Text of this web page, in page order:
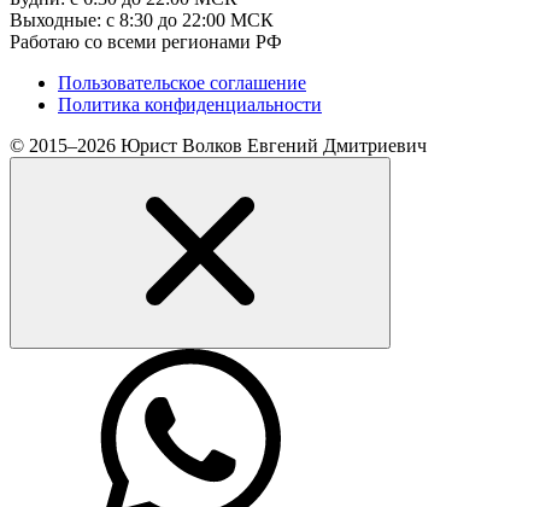
Выходные: с 8:30 до 22:00 МСК
Работаю со всеми регионами РФ
Пользовательское соглашение
Политика конфиденциальности
© 2015–2026 Юрист Волков Евгений Дмитриевич